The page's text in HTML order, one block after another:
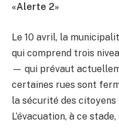
«Alerte 2»
Le 10 avril, la
qui comprend trois
— qui prévaut
certaines rues sont
la sécurité des citoyens
L’évacuation, à ce